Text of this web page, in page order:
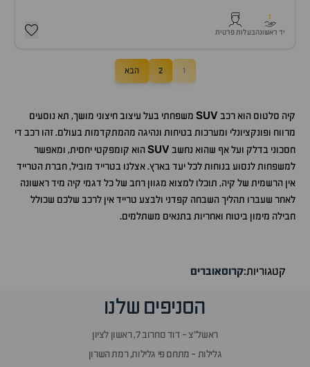
1
יד ראשונהבעלות פרטית
1
2 הבא
קיה סלטוס הוא רכב SUV משפחתי בעל עיצוב חיצוני מושך, תא נוסעים
מרווח ופונקציונלי ומערכות בטיחות ונהיגה מהמתקדמות בעולם. זהו רכב די
חסכוני בדלק ועל אף שהוא נחשב SUVהוא קומפקטי יחסית, ומאפשר
למשפחות לנסוע בנוחות לכל יעד בארץ. אצלנו בטרייד מוביל, חברת הטרייד
אין הרשמית של קיה, תוכלו למצוא מגוון רחב של כל דגמי קיה מיד ראשונה
לאחר שעברו תהליך השבחה קפדני ולבצע טרייד אין לרכב שלכם שכולל
חבילה מימון ביטוח ואחריות בתנאים משתלמים.
קטגוריות:קרוסאוברים
הסניפים שלנו
ראשל״צ - דוד סחרוב 7, ראשון לציון
גלילות - מתחם פי גלילות, רמת השרון